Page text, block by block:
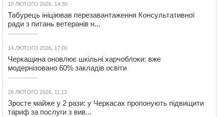
10 ЛЮТОГО 2026, 14:30
Табурець ініціював перезавантаження Консультативної
ради з питань ветеранів н...
14 ЛЮТОГО 2026, 17:00
Черкащина оновлює шкільні харчоблоки: вже
модернізовано 60% закладів освіти
26 ЛЮТОГО 2026, 11:13
Зросте майже у 2 рази: у Черкасах пропонують підвищити
тариф за послуги з вив...